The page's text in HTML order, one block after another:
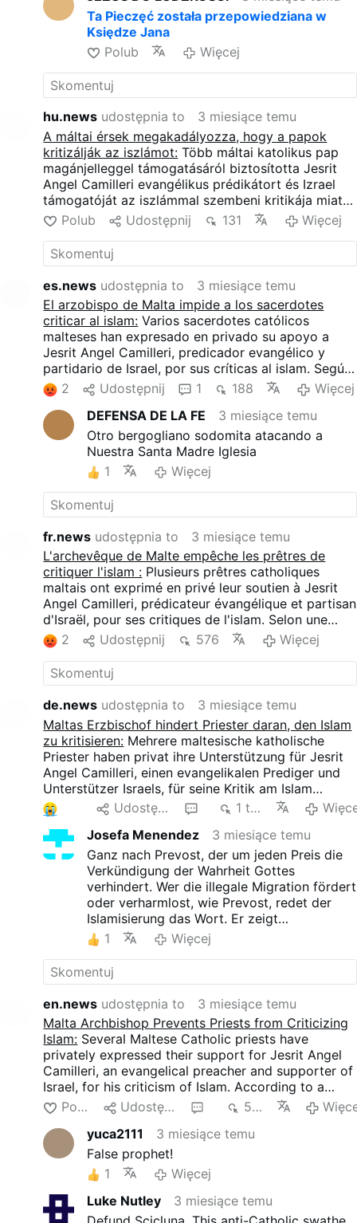
Malty Charles Scicluna.
Ta Pieczęć została przepowiedziana w
Księdze Jana
Polub
Więcej
hu.news udostępnia to
3 miesiące temu
A máltai érsek megakadályozza, hogy a papok
kritizálják az iszlámot: Több máltai katolikus pap
magánjelleggel támogatásáról biztosította Jesrit
Angel Camilleri evangélikus prédikátort és Izrael
támogatóját az iszlámmal szembeni kritikája miatt.
Egy május 12-i videó szerint ezek a papok
"nyilvánosan akartak beszélni, de állítólag Charles
Scicluna máltai érsek, a homoszexualitáspárti érsek
megakadályozta őket ebben".
Polub Udostępnij 131 Więcej
es.news udostępnia to
3 miesiące temu
El arzobispo de Malta impide a los sacerdotes
criticar al islam: Varios sacerdotes católicos
malteses han expresado en privado su apoyo a
Jesrit Angel Camilleri, predicador evangélico y
partidario de Israel, por sus críticas al islam. Según
un vídeo fechado el 12 de mayo, estos sacerdotes
"querían hablar públicamente pero supuestamente
se lo impidió" el arzobispo pro-homosexual Charles
Scicluna de Malta.
2 Udostępnij 1 188
Więcej
DEFENSA DE LA FE
3 miesiące temu
Otro bergogliano sodomita atacando a
Nuestra Santa Madre Iglesia
1
Więcej
fr.news udostępnia to
3 miesiące temu
L'archevêque de Malte empêche les prêtres de
critiquer l'islam : Plusieurs prêtres catholiques
maltais ont exprimé en privé leur soutien à Jesrit
Angel Camilleri, prédicateur évangélique et partisan
d'Israël, pour ses critiques de l'islam. Selon une
vidéo datée du 12 mai, ces prêtres "voulaient
s'exprimer publiquement mais en auraient été
empêchés" par l'archevêque pro-homosexuel de
Malte, Charles Scicluna.
2 Udostępnij 576 Więcej
de.news udostępnia to
3 miesiące temu
Maltas Erzbischof hindert Priester daran, den Islam
zu kritisieren: Mehrere maltesische katholische
Priester haben privat ihre Unterstützung für Jesrit
Angel Camilleri, einen evangelikalen Prediger und
Unterstützer Israels, für seine Kritik am Islam
bekundet. Einem Video vom 12. Mai zufolge wollten
sich diese Priester "öffentlich äußern, wurden aber
angeblich von dem pro-homosexuellen Erzbischof
Charles Scicluna von Malta daran gehindert".
Udostępnij 1 tys.
Josefa Menendez
3 miesiące temu
Ganz nach Prevost, der um jeden Preis die
Verkündigung der Wahrheit Gottes
verhindert. Wer die illegale Migration fördert
oder verharmlost, wie Prevost, redet der
Islamisierung das Wort. Er zeigt
vollkommene Indifferenz zu den Opfern der
Moslems und verteidigt die islamische
Einwnderung nach Europa. Quelle:
on his flight from Algeria to Cameroon:
1 Więcej
en.news udostępnia to
3 miesiące temu
Malta Archbishop Prevents Priests from Criticizing
Islam: Several Maltese Catholic priests have
privately expressed their support for Jesrit Angel
Camilleri, an evangelical preacher and supporter of
Israel, for his criticism of Islam. According to a
video dated 12 May, these priests "wanted to speak
publicly but were allegedly prevented from doing
so" by the pro-homosexual Archbishop Charles
Scicluna of Malta.
Polub Udostępnij 555
yuca2111
3 miesiące temu
False prophet!
1
Więcej
Luke Nutley
3 miesiące temu